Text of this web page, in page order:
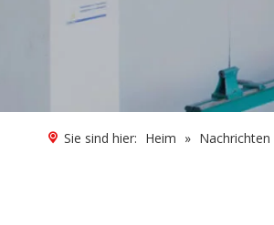
Sie sind hier: Heim »